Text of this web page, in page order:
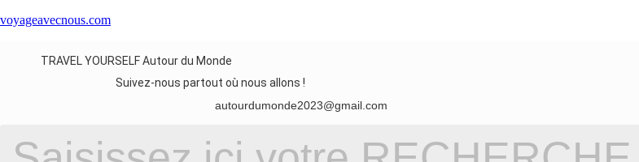
voyageavecnous.com
TRAVEL YOURSELF Autour du Monde
Suivez-nous partout où nous allons !
autourdumonde2023@gmail.com